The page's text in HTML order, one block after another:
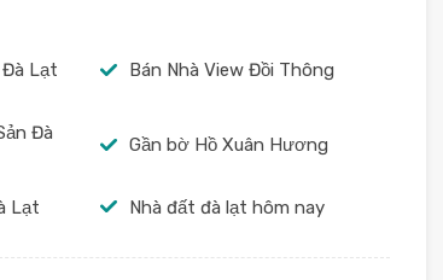
Lạt Bán Nhà View Đồi Thông
Đà
Gần bờ Hồ Xuân Hương
Lạt Nhà đất đà lạt hôm nay